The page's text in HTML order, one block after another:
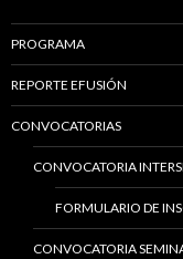
PROGRAMA
REPORTE EFUSIÓN
CONVOCATORIAS
CONVOCATORIA
FORMULARIO DE
CONVOCATORIA